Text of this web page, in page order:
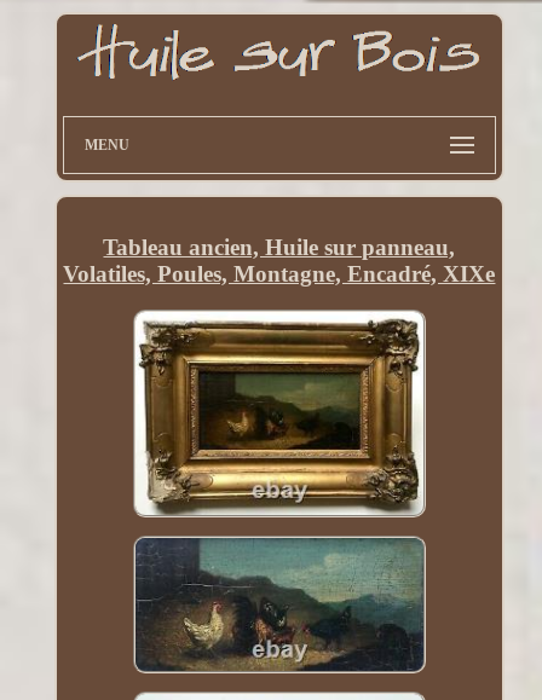
MENU
Tableau ancien, Huile sur panneau,
Volatiles, Poules, Montagne, Encadré, XIXe